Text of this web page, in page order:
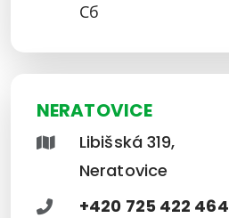
Сб
NERATOVICE
Libišská 319,
Neratovice
+420 725 422 464